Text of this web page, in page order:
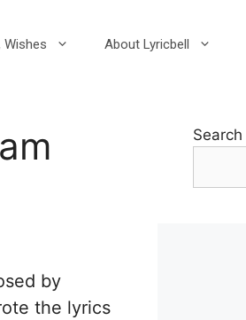
Wishes About Lyricbell
by
the lyrics
Search